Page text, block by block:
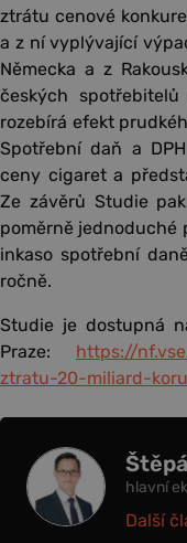
ztrátu cenové
a z ní vyplývající
Německa a z
českých
rozebírá efekt
Spotřební daň a
ceny cigaret a
Ze závěrů Studie
poměrně jednoduché
inkaso spotřební
ročně.
Studie je dostupná
Praze: https://
ztratu-20-miliard-
hlavní
Další